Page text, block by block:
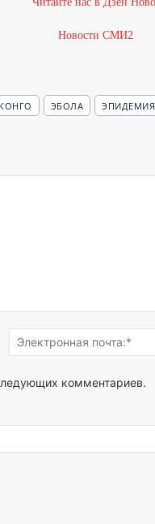
Новости СМИ2
ЭБОЛА ЭПИДЕМИЯ
комментариев.